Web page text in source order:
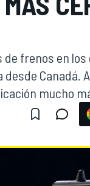
frenos en
Canadá.
mucho